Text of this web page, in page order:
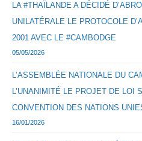
LA #THAÏLANDE A DÉCIDÉ
UNILATÉRALE LE PROTOCOLE
2001 AVEC LE #CAMBODGE
05/05/2026
L’ASSEMBLÉE NATIONALE DU
L’UNANIMITÉ LE PROJET DE LOI
CONVENTION DES NATIONS
16/01/2026